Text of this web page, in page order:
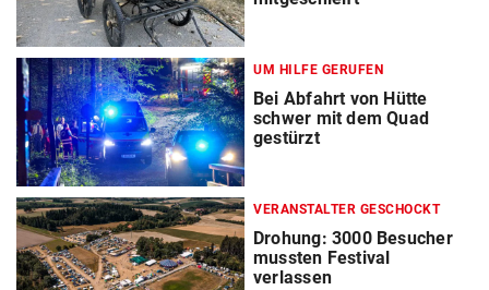
UM HILFE GERUFEN
Bei Abfahrt von Hütte
schwer mit dem Quad
gestürzt
VERANSTALTER GESCHOCKT
Drohung: 3000 Besucher
mussten Festival
verlassen